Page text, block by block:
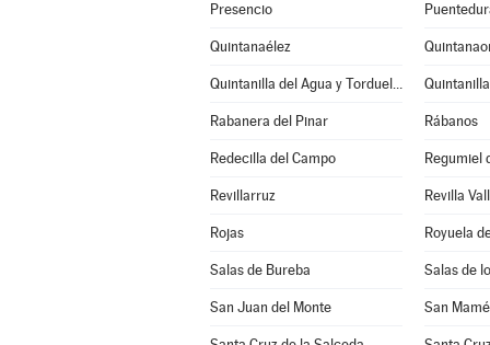
Presencio
Quintanaélez
Quintanilla del Agua y Tordueles
Rabanera del Pinar Rábanos
Redecilla del Campo Regumiel
Revillarruz Revilla
Rojas Royuela
Salas de Bureba Salas de
San Juan del Monte San